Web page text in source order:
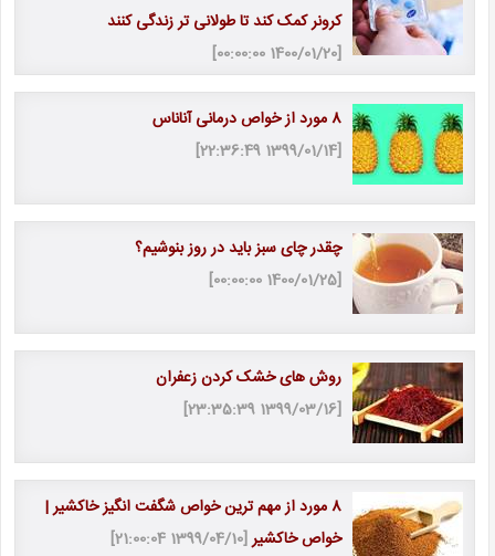
کرونر کمک کند تا طولانی تر زندگی کنند
[1400/01/20 00:00:00]
8 مورد از خواص درمانی آناناس
[1399/01/14 22:36:49]
چقدر چای سبز باید در روز بنوشیم؟
[1400/01/25 00:00:00]
روش های خشک کردن زعفران
[1399/03/16 23:35:39]
8 مورد از مهم ترین خواص شگفت انگیز خاکشیر |
خواص خاکشیر[1399/04/10 21:00:04]